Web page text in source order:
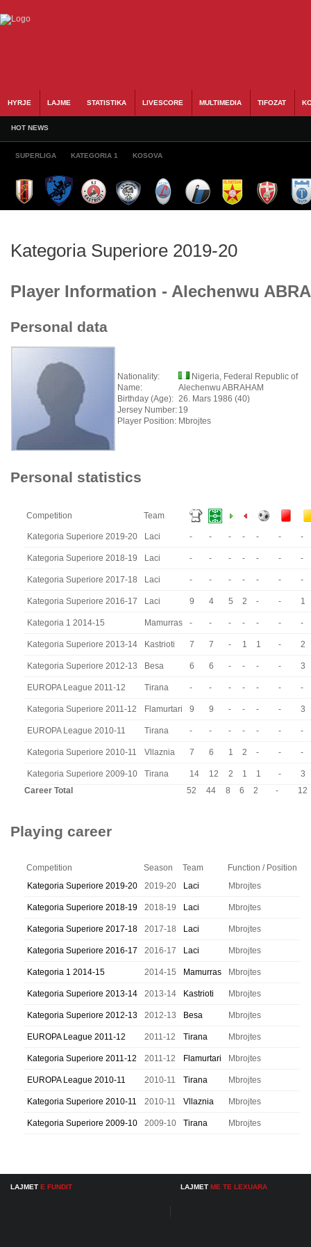
HYRJE LAJME STATISTIKA LIVESCORE MULTIMEDIA TIFOZAT
HOT NEWS
SUPERLIGA KATEGORIA 1 KOSOVA
Kategoria Superiore 2019-20
Player Information - Alechenwu
Personal data
Nationality:
Nigeria, Federal Republic of
Name:
Alechenwu ABRAHAM
Birthday (Age): 26. Mars 1986 (40)
Jersey Number: 19
Player Position: Mbrojtes
Personal statistics
Competition Team
Kategoria Superiore 2019-20 Laci - - - - - - -
Kategoria Superiore 2018-19 Laci - - - - - - -
Kategoria Superiore 2017-18 Laci - - - - - - -
Kategoria Superiore 2016-17 Laci 9 4 5 2 - - 1
Kategoria 1 2014-15 Mamurras - - - - - - -
Kategoria Superiore 2013-14 Kastrioti 7 7 - 1 1 - 2
Kategoria Superiore 2012-13 Besa 6 6 - - - - 3
EUROPA League 2011-12 Tirana - - - - - - -
Kategoria Superiore 2011-12 Flamurtari 9 9 - - - - 3
EUROPA League 2010-11 Tirana - - - - - - -
Kategoria Superiore 2010-11 Vllaznia 7 6 1 2 - - -
Kategoria Superiore 2009-10 Tirana 14 12 2 1 1 -
3
Career Total
52 44 8 6 2 - 12
Playing career
Competition Season Team
Function / Position
Kategoria Superiore 2019-20
2019-20 Laci Mbrojtes
Kategoria Superiore 2018-19 2018-19 Laci Mbrojtes
Kategoria Superiore 2017-18 2017-18 Laci Mbrojtes
Kategoria Superiore 2016-17 2016-17 Laci Mbrojtes
Kategoria 1 2014-15 2014-15 Mamurras Mbrojtes
Kategoria Superiore 2013-14 2013-14 Kastrioti Mbrojtes
Kategoria Superiore 2012-13 2012-13 Besa Mbrojtes
EUROPA League 2011-12 2011-12 Tirana Mbrojtes
Kategoria Superiore 2011-12 2011-12 Flamurtari Mbrojtes
EUROPA League 2010-11 2010-11 Tirana Mbrojtes
Kategoria Superiore 2010-11 2010-11 Vllaznia Mbrojtes
Kategoria Superiore 2009-10 2009-10 Tirana Mbrojtes
LAJMET E FUNDIT LAJMET ME TE LEXUARA